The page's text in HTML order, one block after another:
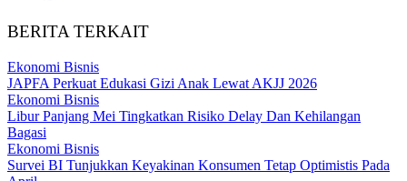
BERITA TERKAIT
Ekonomi Bisnis
JAPFA Perkuat Edukasi Gizi Anak Lewat AKJJ 2026
Ekonomi Bisnis
Libur Panjang Mei Tingkatkan Risiko Delay Dan Kehilangan
Bagasi
Ekonomi Bisnis
Survei BI Tunjukkan Keyakinan Konsumen Tetap Optimistis Pada